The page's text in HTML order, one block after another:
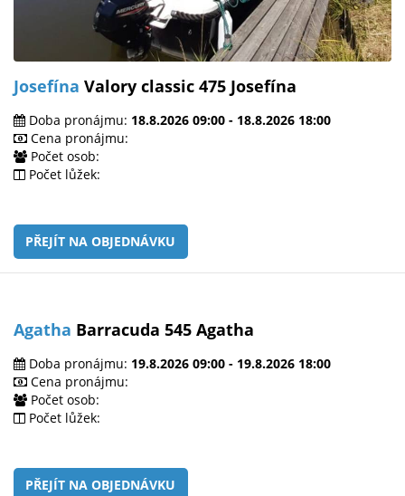
Josefína Valory classic 475 Josefína
Doba pronájmu: 18.8.2026 09:00 - 18.8.2026 18:00
Cena pronájmu:
Počet osob:
Počet lůžek:
PŘEJÍT NA OBJEDNÁVKU
Agatha Barracuda 545 Agatha
Doba pronájmu: 19.8.2026 09:00 - 19.8.2026 18:00
Cena pronájmu:
Počet osob:
Počet lůžek:
PŘEJÍT NA OBJEDNÁVKU